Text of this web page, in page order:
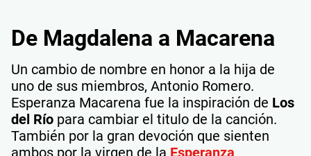
De Magdalena a Macarena
Un cambio de nombre en honor a la hija de
uno de sus miembros, Antonio Romero.
Esperanza Macarena fue la inspiración de Los
del Río para cambiar el titulo de la canción.
También por la gran devoción que sienten
ambos por la virgen de la Esperanza